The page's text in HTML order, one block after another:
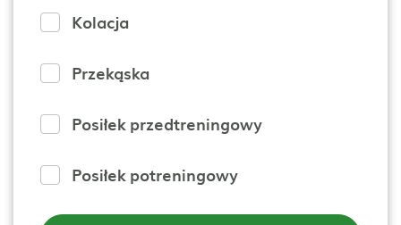
Kolacja
Przekąska
Posiłek przedtreningowy
Posiłek potreningowy